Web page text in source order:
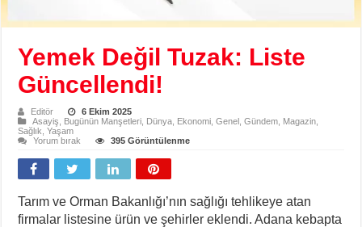
Yemek Değil Tuzak: Liste
Güncellendi!
Editör
6 Ekim 2025
Asayiş
Bugünün Manşetleri Dünya Ekonomi ,Genel ,Gündem Magazin
Sağlık ,Yaşam
Yorum bırak
395 Görüntülenme
Tarım ve Orman Bakanlığı’nın sağlığı tehlikeye atan
firmalar listesine ürün ve şehirler eklendi. Adana kebapta